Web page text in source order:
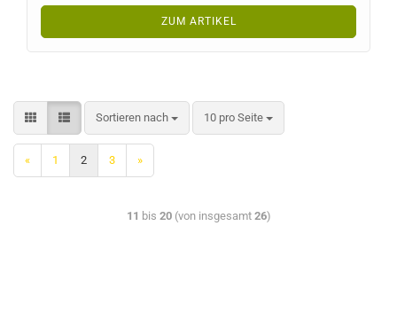
ZUM ARTIKEL
Sortieren nach 10 pro Seite
« 1 2 3 »
11 bis 20(von insgesamt 26)